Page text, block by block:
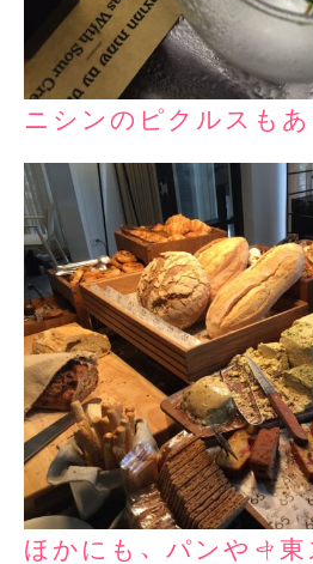
ニシンのピクルスもあ
ほかにも、パンや中